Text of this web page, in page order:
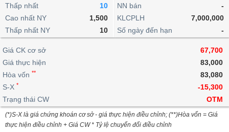
lỗ
dịch
nội
Niên
giám
Tài
liệu
cổ
Định
giá
ngoài
doanh
Top
cổ
phiếu
dịch
Chứng
quyền
quan
Thống
giao
dịch
Thống
giao
dịch
Tin
tức
Phân
tích
kỹ
thuật
trực
tuyến
Bộ
lọc
cổ
Vĩ
mô
lai
Chứng
quyền
Trái
phiếu
IR
Awards
tạo
Dịch
vụ
Thấp nhất
10
Cao nhất NY
1,500
Thấp nhất NY
10
NN bán
-
KLCPLH
7,000,000
Số ngày đến hạn
-
Giá CK cơ sở
67,700
Giá thực hiện
83,000
Hòa vốn **
83,080
S-X *
-15,300
Trạng thái CW
OTM
(*)S-X là giá chứng khoán cơ sở - giá thực hiện điều chỉnh; (**)Hòa vốn = Giá
thực hiện điều chỉnh + Giá CW * Tỷ lệ chuyển đổi điều chỉnh
BẤT
ĐỘNG
SẢN
TÀI
CHÍNH
HÀNG